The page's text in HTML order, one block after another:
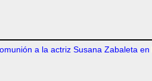
a la actriz Susana Zabaleta